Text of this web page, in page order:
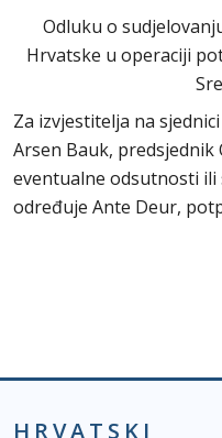
Odluku o
Hrvatske u operaciji
Za izvjestitelja na
Arsen Bauk, predsjednik
eventualne odsutnosti ili
određuje Ante Deur,
HRVATSKI